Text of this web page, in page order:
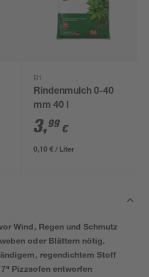
B1
Rindenmulch 0-40
mm 40 l
3,99 €
0,10 € / Liter
Wind, Regen und Schmutz
oder Blättern nötig.
regendichtem Stoff
Pizzaofen entworfen